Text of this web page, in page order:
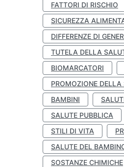
FATTORI DI RISCHIO
SICUREZZA
DIFFERENZE DI
TUTELA DELLA
BIOMARCATORI
PROMOZIONE DELLA
BAMBINI
SALUTE PUBBLICA
STILI DI VITA
SALUTE DEL
SOSTANZE CHIMICHE